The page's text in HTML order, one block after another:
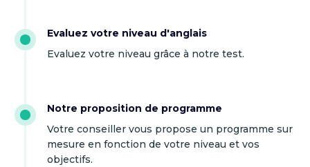
Evaluez votre niveau d'anglais
Evaluez votre niveau grâce à notre test.
Notre proposition de programme
Votre conseiller vous propose un programme sur
mesure en fonction de votre niveau et vos
objectifs.